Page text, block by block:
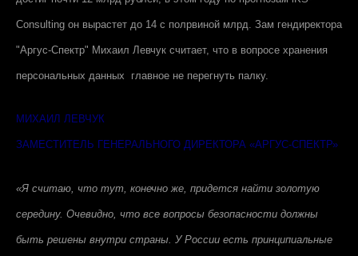
Consulting он вырастет до 14 с полрвиной млрд. Зам гендиректора
"Аргус-Спектр" Михаил Левчук считает, что в вопросе хранения
персональных данных главное не перегнуть палку.
МИХАИЛ ЛЕВЧУК
ЗАМЕСТИТЕЛЬ ГЕНЕРАЛЬНОГО ДИРЕКТОРА «АРГУС-СПЕКТР»
«Я считаю, что тут, конечно же, придется найти золотую
середину. Очевидно, что все вопросы безопасности должны
быть решены внутри страны. У России есть принципиальные